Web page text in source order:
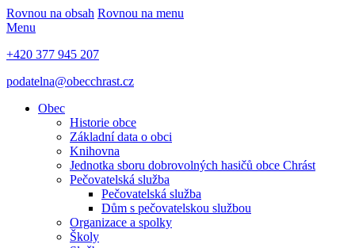
Rovnou na obsah Rovnou na menu
Menu
+420 377 945 207
podatelna@obecchrast.cz
Obec
Historie obce
Základní data o obci
Knihovna
Jednotka sboru dobrovolných hasičů obce Chrást
Pečovatelská služba
Pečovatelská služba
Dům s pečovatelskou službou
Organizace a spolky
Školy